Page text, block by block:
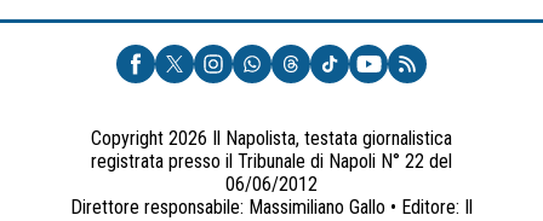
UNA
NUOVA
SCHEDA)
Copyright 2026 Il Napolista, testata giornalistica
registrata presso il Tribunale di Napoli N° 22 del
06/06/2012
Direttore responsabile: Massimiliano Gallo • Editore: Il